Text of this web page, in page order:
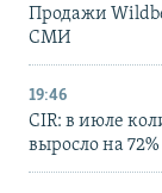
Продажи
СМИ
19:46
CIR: в июле
выросло на